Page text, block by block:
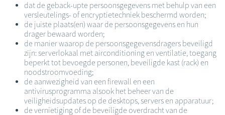
dat de geback-upte persoonsgegevens met behulp van een
versleutelings- of encryptietechniek beschermd worden;
de juiste plaats(en) waar de persoonsgegevens en hun
drager bewaard worden;
de manier waarop de persoonsgegevensdragers beveiligd
zijn: serverlokaal met airconditioning en ventilatie, toegang
beperkt tot bevoegde personen, beveiligde kast (rack) en
noodstroomvoeding;
de aanwezigheid van een firewall en een
antivirusprogramma alsook het beheer van de
veiligheidsupdates op de desktops, servers en apparatuur;
de vernietiging of de beveiligde overdracht van de